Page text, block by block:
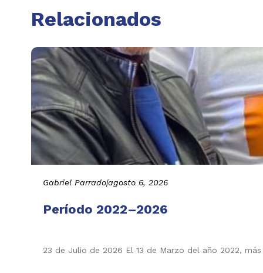
Relacionados
Gabriel Parrado|agosto 6, 2026
Período 2022–2026
23 de Julio de 2026 El 13 de Marzo del año 2022,